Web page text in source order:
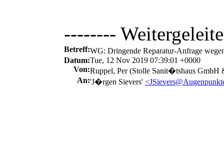
--------
Betreff:WG: Dringende Reparatur-Anfrage
Datum:Tue, 12 Nov 2019 07:39:01 +0000
Von:Ruppel, Per (Stolle Sanit�tshaus
An:'J�rgen Sievers'